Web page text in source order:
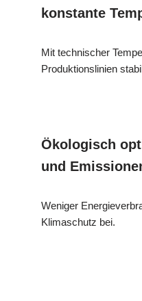
konstante
Mit technischer
Produktionslinien
Ökologisch
und
Weniger
Klimaschutz bei.